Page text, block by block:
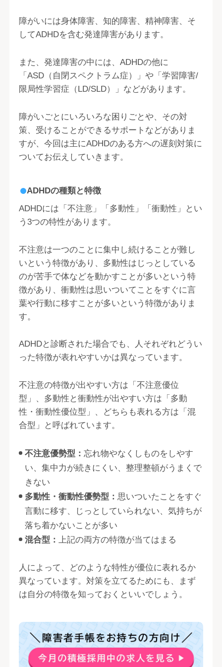
障がいには身体障害、知的障害、精神障害、そ
してADHDを含む発達障害があります。
また、発達障害の中には、ADHDの他に
「ASD（自閉スペクトラム症）」や「学習障害/
限局性学習症（LD/SLD）」などがあります。
障がいごとにいろいろな困りごとや、その対
策、受けることができるサポートなどがありま
すが、今回は主にADHDのある方への遅刻対策に
ついてお伝えしていきます。
ADHDの種類と特徴
ADHDには「不注意」「多動性」「衝動性」とい
う3つの特性があります。
不注意は一つのことに集中し続けることが難し
いという特徴があり、多動性はじっとしている
のが苦手で体などを動かすことが多いという特
徴があり、衝動性は思いついてことをすぐに言
葉や行動に移すことが多いという特徴がありま
す。
ADHDと診断された場合でも、人それぞれどうい
った特徴が表れやすいかは異なっています。
不注意の特徴が出やすい方は「不注意優位
型」、多動性と衝動性が出やすい方は「多動
性・衝動性優位型」、どちらも表れる方は「混
合型」と呼ばれています。
不注意優勢型：忘れ物やなくしものをしやす
い、集中力が続きにくい、整理整頓がうまくで
きない
多動性・衝動性優勢型： 思いついたことをすぐ
言動に移す、じっとしていられない、気持ちが
落ち着かないことが多い
混合型：
上記の両方の特徴が当てはまる
人によって、どのような特性が優位に表れるか
異なっています。対策を立てるためにも、まず
は自分の特徴を知っておくといいでしょう。